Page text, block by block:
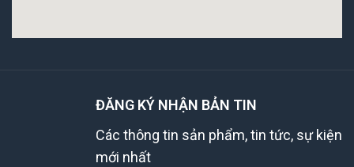
ĐĂNG KÝ NHẬN BẢN TIN
Các thông tin sản phẩm, tin tức, sự kiện
mới nhất